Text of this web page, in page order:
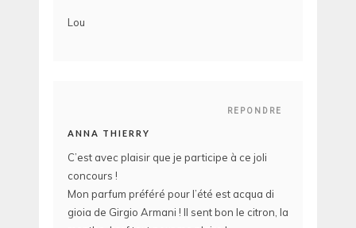
Lou
REPONDRE
ANNA THIERRY
C’est avec plaisir que je participe à ce joli
concours !
Mon parfum préféré pour l’été est acqua di
gioia de Girgio Armani ! Il sent bon le citron, la